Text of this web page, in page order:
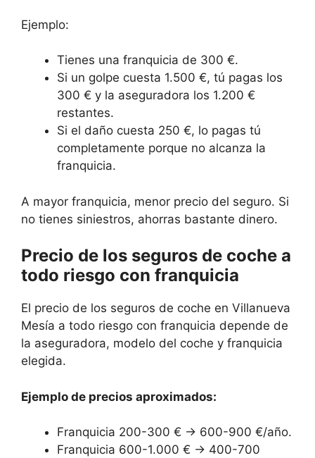
Ejemplo:
Tienes una franquicia de 300 €.
Si un golpe cuesta 1.500 €, tú pagas los
300 € y la aseguradora los 1.200 €
restantes.
Si el daño cuesta 250 €, lo pagas tú
completamente porque no alcanza la
franquicia.
A mayor franquicia, menor precio del seguro. Si
no tienes siniestros, ahorras bastante dinero.
Precio de los seguros de coche a
todo riesgo con franquicia
El precio de los seguros de coche en Villanueva
Mesía a todo riesgo con franquicia depende de
la aseguradora, modelo del coche y franquicia
elegida.
Ejemplo de precios aproximados:
Franquicia 200-300 € → 600-900 €/año.
Franquicia 600-1.000 € → 400-700